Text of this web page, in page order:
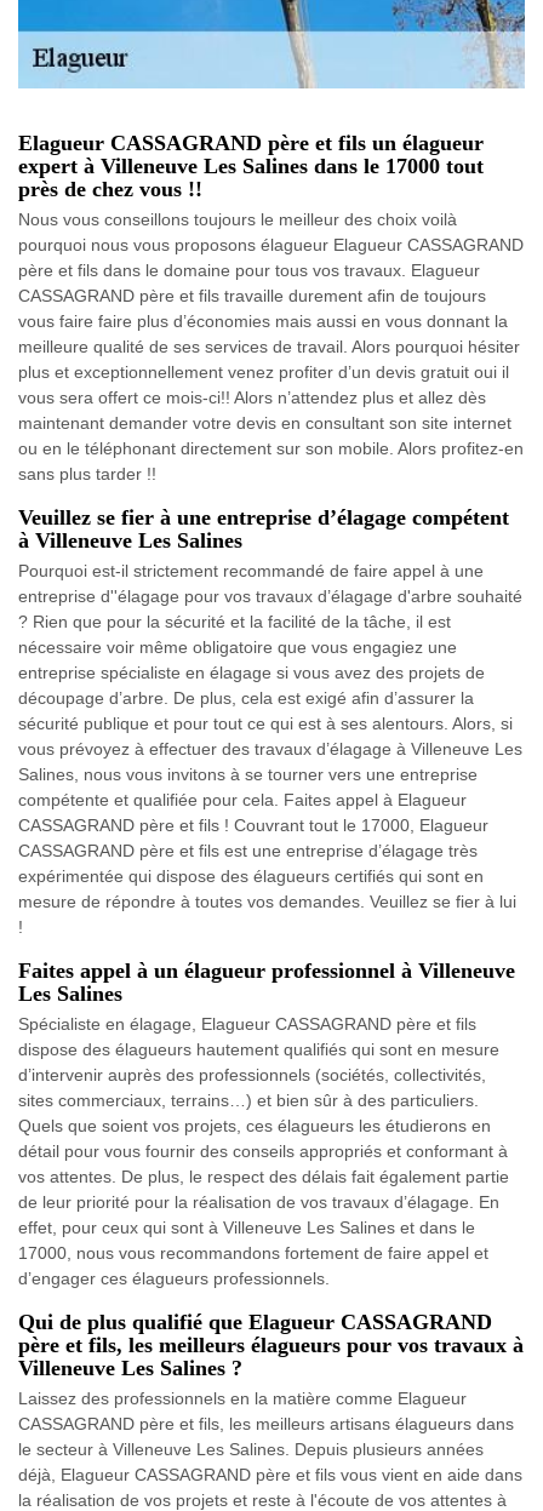
Elagueur CASSAGRAND père et fils un élagueur
expert à Villeneuve Les Salines dans le 17000 tout
près de chez vous !!
Nous vous conseillons toujours le meilleur des choix voilà
pourquoi nous vous proposons élagueur Elagueur CASSAGRAND
père et fils dans le domaine pour tous vos travaux. Elagueur
CASSAGRAND père et fils travaille durement afin de toujours
vous faire faire plus d’économies mais aussi en vous donnant la
meilleure qualité de ses services de travail. Alors pourquoi hésiter
plus et exceptionnellement venez profiter d’un devis gratuit oui il
vous sera offert ce mois-ci!! Alors n’attendez plus et allez dès
maintenant demander votre devis en consultant son site internet
ou en le téléphonant directement sur son mobile. Alors profitez-en
sans plus tarder !!
Veuillez se fier à une entreprise d’élagage compétent
à Villeneuve Les Salines
Pourquoi est-il strictement recommandé de faire appel à une
entreprise d''élagage pour vos travaux d’élagage d'arbre souhaité
? Rien que pour la sécurité et la facilité de la tâche, il est
nécessaire voir même obligatoire que vous engagiez une
entreprise spécialiste en élagage si vous avez des projets de
découpage d’arbre. De plus, cela est exigé afin d’assurer la
sécurité publique et pour tout ce qui est à ses alentours. Alors, si
vous prévoyez à effectuer des travaux d’élagage à Villeneuve Les
Salines, nous vous invitons à se tourner vers une entreprise
compétente et qualifiée pour cela. Faites appel à Elagueur
CASSAGRAND père et fils ! Couvrant tout le 17000, Elagueur
CASSAGRAND père et fils est une entreprise d’élagage très
expérimentée qui dispose des élagueurs certifiés qui sont en
mesure de répondre à toutes vos demandes. Veuillez se fier à lui
!
Faites appel à un élagueur professionnel à Villeneuve
Les Salines
Spécialiste en élagage, Elagueur CASSAGRAND père et fils
dispose des élagueurs hautement qualifiés qui sont en mesure
d’intervenir auprès des professionnels (sociétés, collectivités,
sites commerciaux, terrains…) et bien sûr à des particuliers.
Quels que soient vos projets, ces élagueurs les étudierons en
détail pour vous fournir des conseils appropriés et conformant à
vos attentes. De plus, le respect des délais fait également partie
de leur priorité pour la réalisation de vos travaux d’élagage. En
effet, pour ceux qui sont à Villeneuve Les Salines et dans le
17000, nous vous recommandons fortement de faire appel et
d’engager ces élagueurs professionnels.
Qui de plus qualifié que Elagueur CASSAGRAND
père et fils, les meilleurs élagueurs pour vos travaux à
Villeneuve Les Salines ?
Laissez des professionnels en la matière comme Elagueur
CASSAGRAND père et fils, les meilleurs artisans élagueurs dans
le secteur à Villeneuve Les Salines. Depuis plusieurs années
déjà, Elagueur CASSAGRAND père et fils vous vient en aide dans
la réalisation de vos projets et reste à l'écoute de vos attentes à